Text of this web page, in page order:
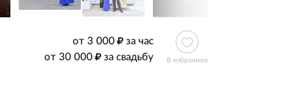
от 3 000
за час
от 30 000
за свадьбу В избранное